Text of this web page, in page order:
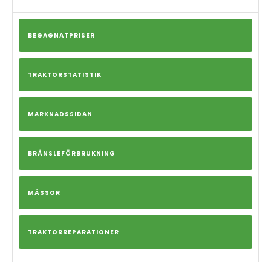
BEGAGNATPRISER
TRAKTORSTATISTIK
MARKNADSSIDAN
BRÄNSLEFÖRBRUKNING
MÄSSOR
TRAKTORREPARATIONER